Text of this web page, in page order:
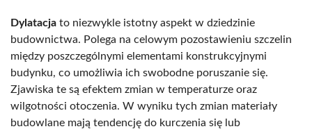
Dylatacja to niezwykle istotny aspekt w dziedzinie
budownictwa. Polega na celowym pozostawieniu szczelin
między poszczególnymi elementami konstrukcyjnymi
budynku, co umożliwia ich swobodne poruszanie się.
Zjawiska te są efektem zmian w temperaturze oraz
wilgotności otoczenia. W wyniku tych zmian materiały
budowlane mają tendencję do kurczenia się lub